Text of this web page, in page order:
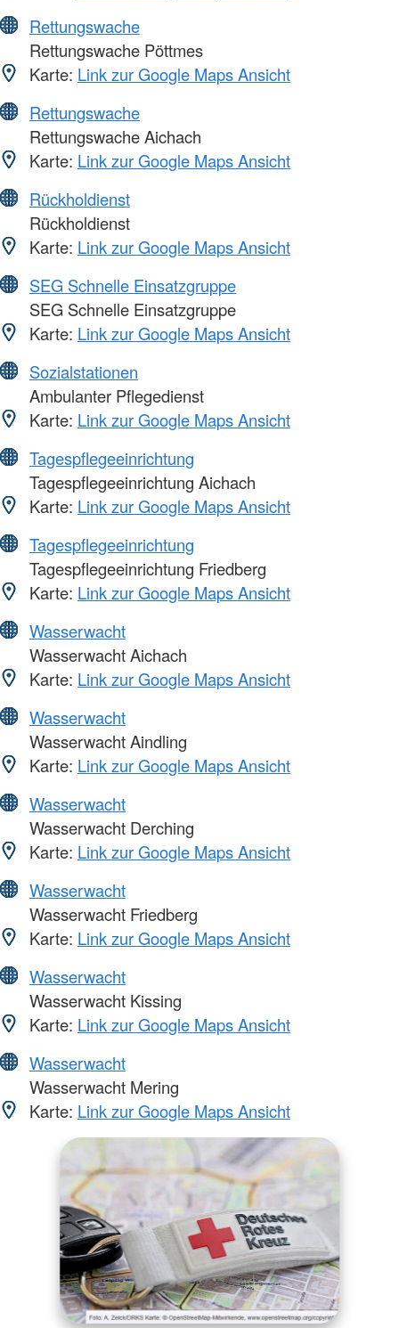
Rettungswache
Rettungswache Pöttmes
Karte: Link zur Google Maps Ansicht
Rettungswache
Rettungswache Aichach
Karte: Link zur Google Maps Ansicht
Rückholdienst
Rückholdienst
Karte: Link zur Google Maps Ansicht
SEG Schnelle Einsatzgruppe
SEG Schnelle Einsatzgruppe
Karte: Link zur Google Maps Ansicht
Sozialstationen
Ambulanter Pflegedienst
Karte: Link zur Google Maps Ansicht
Tagespflegeeinrichtung
Tagespflegeeinrichtung Aichach
Karte: Link zur Google Maps Ansicht
Tagespflegeeinrichtung
Tagespflegeeinrichtung Friedberg
Karte: Link zur Google Maps Ansicht
Wasserwacht
Wasserwacht Aichach
Karte: Link zur Google Maps Ansicht
Wasserwacht
Wasserwacht Aindling
Karte: Link zur Google Maps Ansicht
Wasserwacht
Wasserwacht Derching
Karte: Link zur Google Maps Ansicht
Wasserwacht
Wasserwacht Friedberg
Karte: Link zur Google Maps Ansicht
Wasserwacht
Wasserwacht Kissing
Karte: Link zur Google Maps Ansicht
Wasserwacht
Wasserwacht Mering
Karte: Link zur Google Maps Ansicht